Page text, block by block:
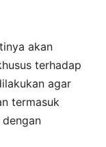
akan
terhadap
agar
termasuk